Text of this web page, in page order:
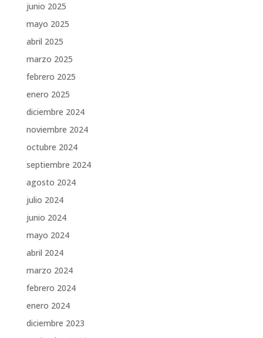
junio 2025
mayo 2025
abril 2025
marzo 2025
febrero 2025
enero 2025
diciembre 2024
noviembre 2024
octubre 2024
septiembre 2024
agosto 2024
julio 2024
junio 2024
mayo 2024
abril 2024
marzo 2024
febrero 2024
enero 2024
diciembre 2023